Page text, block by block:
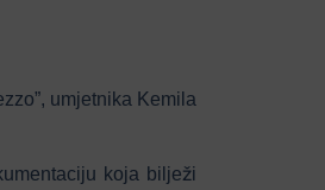
umjetnika Kemila
koja bilježi